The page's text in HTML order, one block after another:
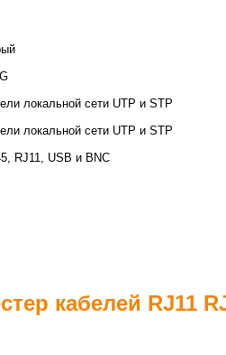
локальной сети UTP и STP
локальной сети UTP и STP
RJ11, USB и BNC
кабелей RJ11